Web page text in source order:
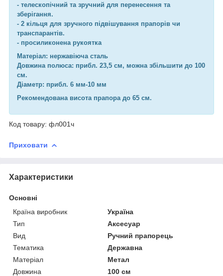
- телескопічний та зручний для перенесення та
зберігання.
- 2 кільця для зручного підвішування прапорів чи
транспарантів.
- просиликонена рукоятка
Матеріал: нержавіюча сталь
Довжина полюса: прибл. 23,5 см, можна збільшити до 100
см.
Діаметр: прибл. 6 мм-10 мм
Рекомендована висота прапора до 65 см.
Код товару: фл001ч
Приховати
Характеристики
Основні
Країна виробник
Україна
Тип
Аксесуар
Вид
Ручний прапорець
Тематика
Державна
Матеріал
Метал
Довжина
100 см